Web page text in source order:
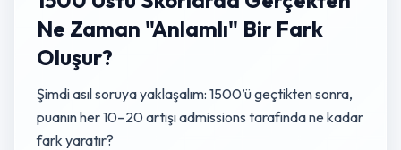
Ne Zaman "Anlamlı" Bir Fark
Oluşur?
Şimdi asıl soruya yaklaşalım: 1500’ü geçtikten sonra,
puanın her 10–20 artışı admissions tarafında ne kadar
fark yaratır?